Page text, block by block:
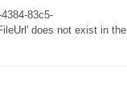
83c5-
does not exist in the